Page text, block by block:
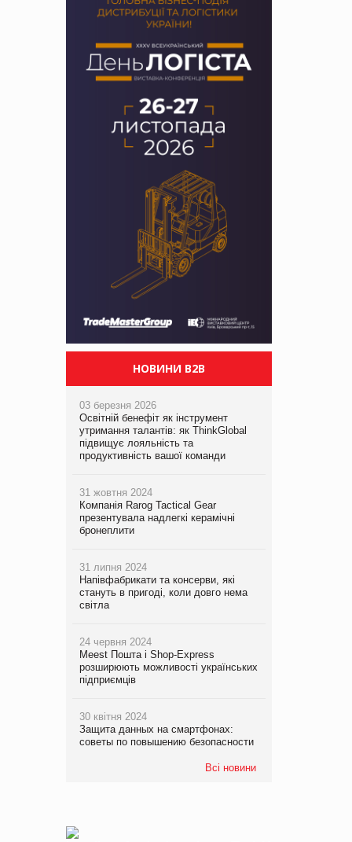
НОВИНИ B2B
03 березня 2026
Освітній бенефіт як інструмент
утримання талантів: як ThinkGlobal
підвищує лояльність та
продуктивність вашої команди
31 жовтня 2024
Компанія Rarog Tactical Gear
презентувала надлегкі керамічні
бронеплити
31 липня 2024
Напівфабрикати та консерви, які
стануть в пригоді, коли довго нема
світла
24 червня 2024
Meest Пошта і Shop-Express
розширюють можливості українських
підприємців
30 квітня 2024
Защита данных на смартфонах:
советы по повышению безопасности
Всі новини